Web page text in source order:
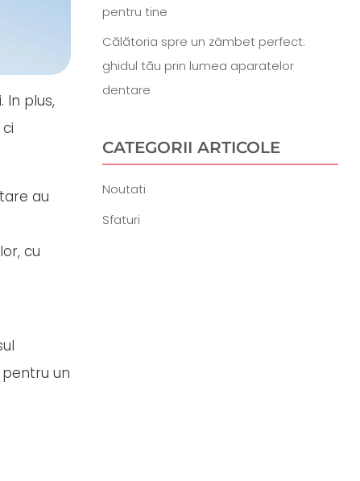
In plus,
au
cu
un
pentru tine
Călătoria spre un zâmbet perfect:
ghidul tău prin lumea aparatelor
dentare
CATEGORII ARTICOLE
Noutati
Sfaturi